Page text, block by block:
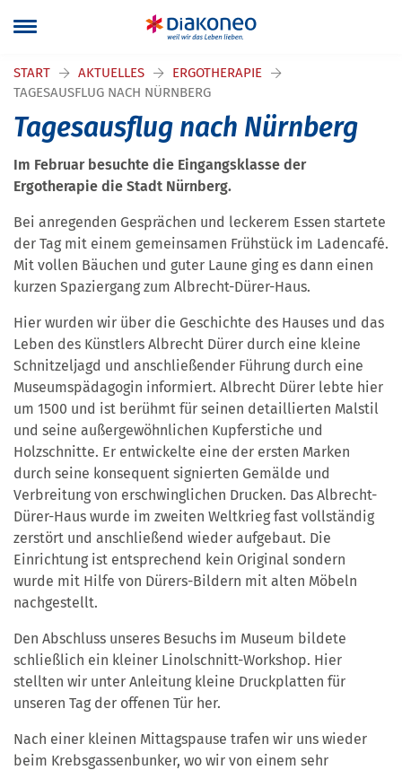
START AKTUELLES
ERGOTHERAPIE
TAGESAUSFLUG NACH NÜRNBERG
Tagesausflug nach Nürnberg
Im Februar besuchte die Eingangsklasse der
Ergotherapie die Stadt Nürnberg.
Bei anregenden Gesprächen und leckerem Essen startete
der Tag mit einem gemeinsamen Frühstück im Ladencafé.
Mit vollen Bäuchen und guter Laune ging es dann einen
kurzen Spaziergang zum Albrecht-Dürer-Haus.
Hier wurden wir über die Geschichte des Hauses und das
Leben des Künstlers Albrecht Dürer durch eine kleine
Schnitzeljagd und anschließender Führung durch eine
Museumspädagogin informiert. Albrecht Dürer lebte hier
um 1500 und ist berühmt für seinen detaillierten Malstil
und seine außergewöhnlichen Kupferstiche und
Holzschnitte. Er entwickelte eine der ersten Marken
durch seine konsequent signierten Gemälde und
Verbreitung von erschwinglichen Drucken. Das Albrecht-
Dürer-Haus wurde im zweiten Weltkrieg fast vollständig
zerstört und anschließend wieder aufgebaut. Die
Einrichtung ist entsprechend kein Original sondern
wurde mit Hilfe von Dürers-Bildern mit alten Möbeln
nachgestellt.
Den Abschluss unseres Besuchs im Museum bildete
schließlich ein kleiner Linolschnitt-Workshop. Hier
stellten wir unter Anleitung kleine Druckplatten für
unseren Tag der offenen Tür her.
Nach einer kleinen Mittagspause trafen wir uns wieder
beim Krebsgassenbunker, wo wir von einem sehr